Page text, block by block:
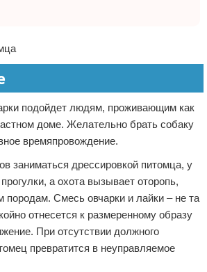
подойдет людям, проживающим как
доме. Желательно брать собаку
времяпровождение.
заниматься дрессировкой питомца, у
а охота вызывает оторопь,
породам. Смесь овчарки и лайки – не та
отнесется к размеренному образу
При отсутствии должного
превратится в неуправляемое